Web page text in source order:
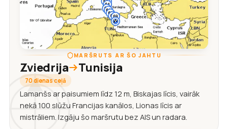
MARŠRUTS AR ŠO JAHTU
Zviedrija Tunisija
70 dienas ceļā
Lamanšs ar paisumiem līdz 12 m, Biskajas līcis, vairāk
nekā 100 slūžu Francijas kanālos, Lionas līcis ar
mistrāliem. Izgāju šo maršrutu bez AIS un radara.